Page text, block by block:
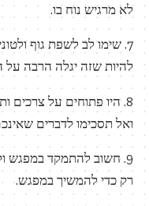
לא מרגיש נוח בו.
7. שימו לב לשפת גוף
להיות שזה יגלה הרבה על
8. היו פתוחים על
ואל תסכימו לדברים
9. חשוב להתמקד במפגש
רק כדי להמשיך במפגש.